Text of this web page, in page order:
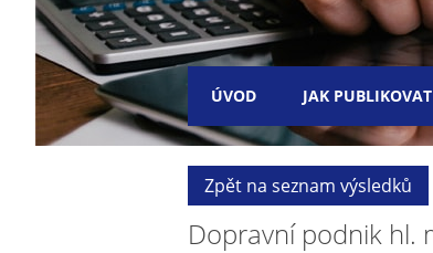
ÚVOD JAK PUBLIKOVAT
Zpět na seznam výsledků
Dopravní podnik hl.